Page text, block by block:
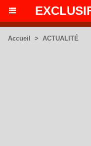
Accueil > ACTUALITÉ